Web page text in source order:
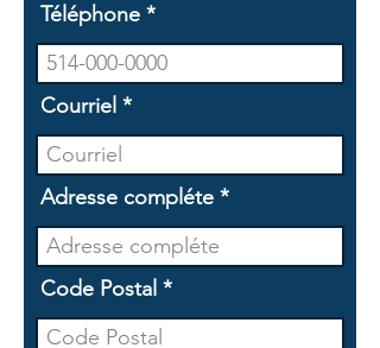
Téléphone
Courriel
Adresse compléte
Code Postal